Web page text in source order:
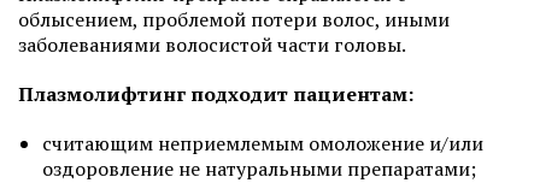
облысением, проблемой потери волос, иными
заболеваниями волосистой части головы.
Плазмолифтинг подходит пациентам:
считающим неприемлемым омоложение и/или
оздоровление не натуральными препаратами;